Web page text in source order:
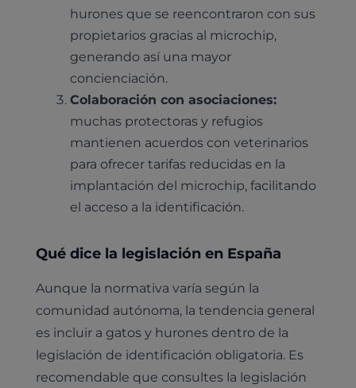
hurones que se reencontraron con sus
propietarios gracias al microchip,
generando así una mayor
concienciación.
Colaboración con asociaciones:
muchas protectoras y refugios
mantienen acuerdos con veterinarios
para ofrecer tarifas reducidas en la
implantación del microchip, facilitando
el acceso a la identificación.
Qué dice la legislación en España
Aunque la normativa varía según la
comunidad autónoma, la tendencia general
es incluir a gatos y hurones dentro de la
legislación de identificación obligatoria. Es
recomendable que consultes la legislación